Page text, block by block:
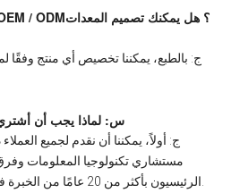
ج: بالطبع، يمكننا تخصيص أي منتج وفقًا
3.س: لماذا يجب أن
ج: أولاً، يمكننا أن نقدم لجميع
مستشاري تكنولوجيا المعلومات وفرق
الرئيسيون بأكثر من 20 عامًا من الخبرة في تطوير معدات توزيع الطاقة.